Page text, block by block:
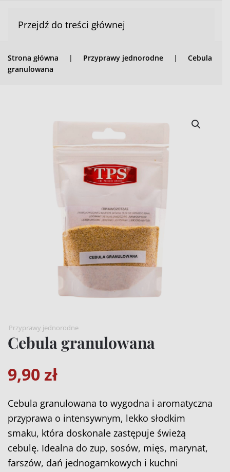
Przejdź do treści głównej
Strona główna Przyprawy jednorodne
Cebula
granulowana
Przyprawy jednorodne
Cebula granulowana
9,90 zł
Cebula granulowana to wygodna i aromatyczna
przyprawa o intensywnym, lekko słodkim
smaku, która doskonale zastępuje świeżą
cebulę. Idealna do zup, sosów, mięs, marynat,
farszów, dań jednogarnkowych i kuchni